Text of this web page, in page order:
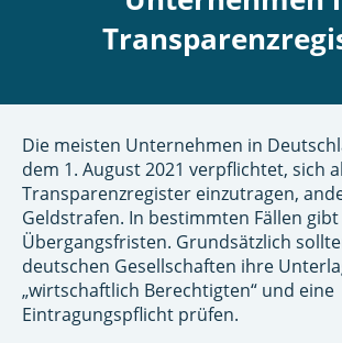
Die meisten Unternehmen in
dem 1. August 2021 verpflichtet, sich
Transparenzregister einzutragen,
Geldstrafen. In bestimmten Fällen gibt
Übergangsfristen. Grundsätzlich
deutschen Gesellschaften ihre
„wirtschaftlich Berechtigten“ und eine
Eintragungspflicht prüfen.